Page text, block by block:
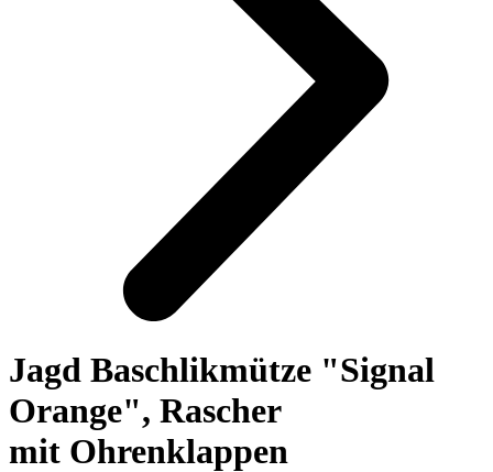
Jagd Baschlikmütze "Signal
Orange", Rascher
mit Ohrenklappen